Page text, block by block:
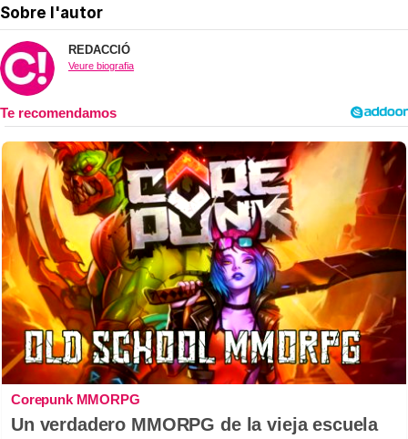
Sobre l'autor
REDACCIÓ
Veure biografia
Corepunk MMORPG
Un verdadero MMORPG de la vieja escuela